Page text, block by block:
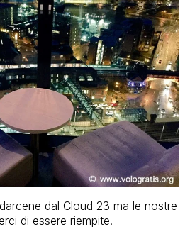
dal Cloud 23 ma le nostre
di essere riempite.